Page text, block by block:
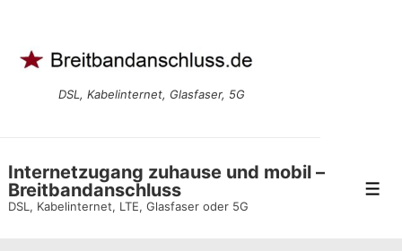
Inhalt
DSL, Kabelinternet, Glasfaser, 5G
Internetzugang zuhause und mobil –
Breitbandanschluss
DSL, Kabelinternet, LTE, Glasfaser oder 5G